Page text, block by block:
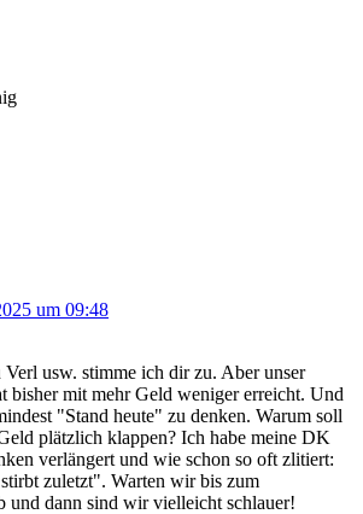
um 09:48
usw. stimme ich dir zu. Aber unser
bisher mit mehr Geld weniger erreicht. Und
"Stand heute" zu denken. Warum soll
plätzlich klappen? Ich habe meine DK
verlängert und wie schon so oft zlitiert:
zuletzt". Warten wir bis zum
und dann sind wir vielleicht schlauer!